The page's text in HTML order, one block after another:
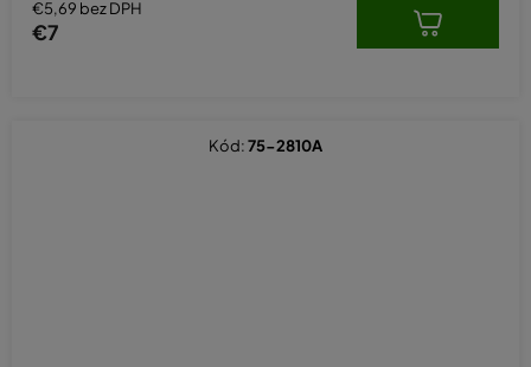
€5,69 bez DPH
€7
Kód:75-2810A